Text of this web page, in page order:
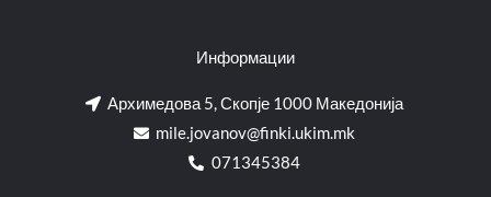
Информации
Архимедова 5, Скопје 1000 Македонија
mile.jovanov@finki.ukim.mk​
071345384